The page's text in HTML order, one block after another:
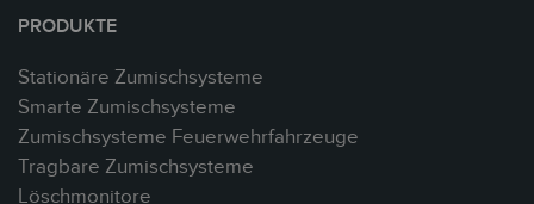
PRODUKTE
Stationäre Zumischsysteme
Smarte Zumischsysteme
Zumischsysteme Feuerwehrfahrzeuge
Tragbare Zumischsysteme
Löschmonitore